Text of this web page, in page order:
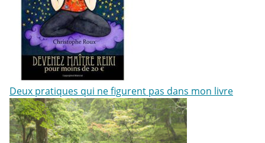
Deux pratiques qui ne figurent pas dans mon livre